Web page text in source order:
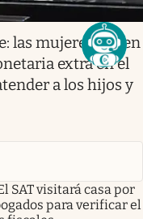
las mujeres deben
extra en el
a los hijos y
SAT visitará casa por
para verificar el